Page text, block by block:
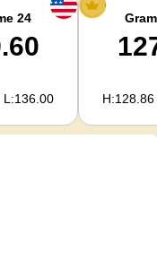
24
L:136.00